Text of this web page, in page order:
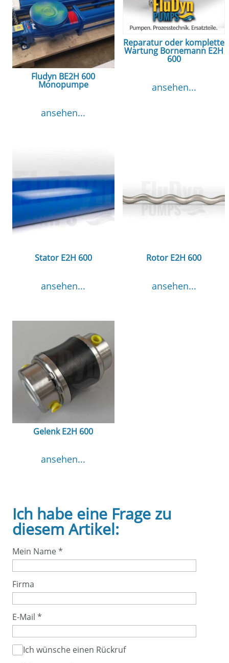
Fludyn BE2H 600
Monopumpe
ansehen...
Reparatur oder komplette
Wartung Bornemann E2H
600
ansehen...
Stator E2H 600
ansehen...
Rotor E2H 600
ansehen...
Gelenk E2H 600
ansehen...
Ich habe eine Frage zu
diesem Artikel:
Mein Name*
Firma
E-Mail *
Ich wünsche einen Rückruf